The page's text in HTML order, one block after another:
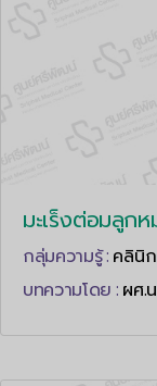
มะเร็งต่อมลูกห
กลุ่มความรู้ : คลินิ
บทความโดย : ผศ.